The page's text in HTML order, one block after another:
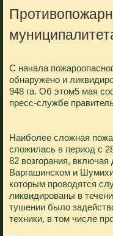
С начала
обнаружено и
948 га. Об этом5 мая
пресс-службе
Наиболее сложная
сложилась в период с
82 возгорания,
Варгашинском и
которым проводятся
ликвидированы в
тушении было
техники, в том числе